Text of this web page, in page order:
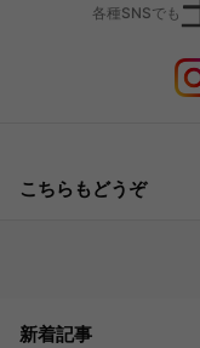
各種SNSでも
こちらもどうぞ
新着記事